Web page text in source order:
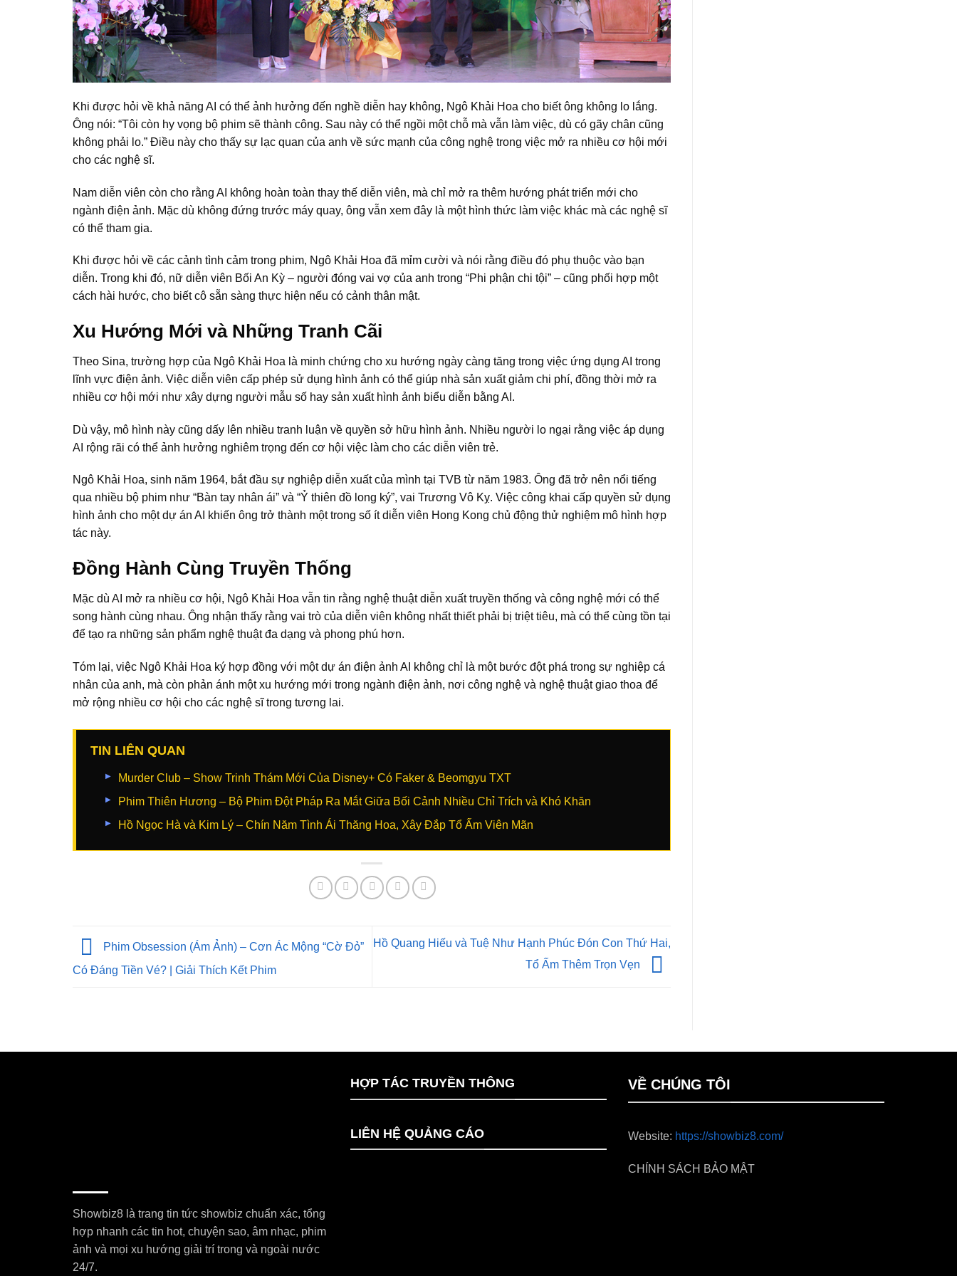
Khi được hỏi về khả năng AI có thể ảnh hưởng đến nghề diễn hay không, Ngô Khải Hoa cho biết ông không lo lắng.
Ông nói: “Tôi còn hy vọng bộ phim sẽ thành công. Sau này có thể ngồi một chỗ mà vẫn làm việc, dù có gãy chân cũng
không phải lo.” Điều này cho thấy sự lạc quan của anh về sức mạnh của công nghệ trong việc mở ra nhiều cơ hội mới
cho các nghệ sĩ.
Nam diễn viên còn cho rằng AI không hoàn toàn thay thế diễn viên, mà chỉ mở ra thêm hướng phát triển mới cho
ngành điện ảnh. Mặc dù không đứng trước máy quay, ông vẫn xem đây là một hình thức làm việc khác mà các nghệ sĩ
có thể tham gia.
Khi được hỏi về các cảnh tình cảm trong phim, Ngô Khải Hoa đã mỉm cười và nói rằng điều đó phụ thuộc vào bạn
diễn. Trong khi đó, nữ diễn viên Bối An Kỳ – người đóng vai vợ của anh trong “Phi phận chi tội” – cũng phối hợp một
cách hài hước, cho biết cô sẵn sàng thực hiện nếu có cảnh thân mật.
Xu Hướng Mới và Những Tranh Cãi
Theo Sina, trường hợp của Ngô Khải Hoa là minh chứng cho xu hướng ngày càng tăng trong việc ứng dụng AI trong
lĩnh vực điện ảnh. Việc diễn viên cấp phép sử dụng hình ảnh có thể giúp nhà sản xuất giảm chi phí, đồng thời mở ra
nhiều cơ hội mới như xây dựng người mẫu số hay sản xuất hình ảnh biểu diễn bằng AI.
Dù vậy, mô hình này cũng dấy lên nhiều tranh luận về quyền sở hữu hình ảnh. Nhiều người lo ngại rằng việc áp dụng
AI rộng rãi có thể ảnh hưởng nghiêm trọng đến cơ hội việc làm cho các diễn viên trẻ.
Ngô Khải Hoa, sinh năm 1964, bắt đầu sự nghiệp diễn xuất của mình tại TVB từ năm 1983. Ông đã trở nên nổi tiếng
qua nhiều bộ phim như “Bàn tay nhân ái” và “Ỷ thiên đồ long ký”, vai Trương Vô Kỵ. Việc công khai cấp quyền sử dụng
hình ảnh cho một dự án AI khiến ông trở thành một trong số ít diễn viên Hong Kong chủ động thử nghiệm mô hình hợp
tác này.
Đồng Hành Cùng Truyền Thống
Mặc dù AI mở ra nhiều cơ hội, Ngô Khải Hoa vẫn tin rằng nghệ thuật diễn xuất truyền thống và công nghệ mới có thể
song hành cùng nhau. Ông nhận thấy rằng vai trò của diễn viên không nhất thiết phải bị triệt tiêu, mà có thể cùng tồn tại
để tạo ra những sản phẩm nghệ thuật đa dạng và phong phú hơn.
Tóm lại, việc Ngô Khải Hoa ký hợp đồng với một dự án điện ảnh AI không chỉ là một bước đột phá trong sự nghiệp cá
nhân của anh, mà còn phản ánh một xu hướng mới trong ngành điện ảnh, nơi công nghệ và nghệ thuật giao thoa để
mở rộng nhiều cơ hội cho các nghệ sĩ trong tương lai.
TIN LIÊN QUAN
Murder Club – Show Trinh Thám Mới Của Disney+ Có Faker & Beomgyu TXT
Phim Thiên Hương – Bộ Phim Đột Pháp Ra Mắt Giữa Bối Cảnh Nhiều Chỉ Trích và Khó Khăn
Hồ Ngọc Hà và Kim Lý – Chín Năm Tình Ái Thăng Hoa, Xây Đắp Tổ Ấm Viên Mãn
Phim Obsession (Ám Ảnh) – Cơn Ác Mộng “Cờ Đỏ”
Có Đáng Tiền Vé? | Giải Thích Kết Phim
Hồ Quang Hiếu và Tuệ Như Hạnh Phúc Đón Con Thứ Hai,
Tổ Ấm Thêm Trọn Vẹn
Showbiz8 là trang tin tức showbiz chuẩn xác, tổng
hợp nhanh các tin hot, chuyện sao, âm nhạc, phim
ảnh và mọi xu hướng giải trí trong và ngoài nước
24/7.
HỢP TÁC TRUYỀN THÔNG
LIÊN HỆ QUẢNG CÁO
VỀ CHÚNG TÔI
Website: https://showbiz8.com/
CHÍNH SÁCH BẢO MẬT